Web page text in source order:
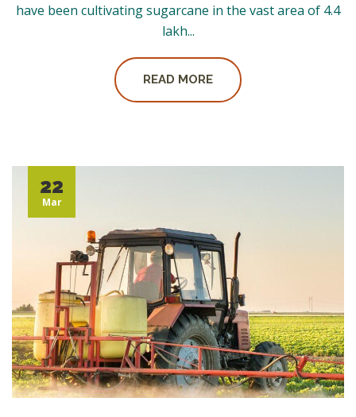
have been cultivating sugarcane in the vast area of 4.4
lakh...
READ MORE
22
Mar